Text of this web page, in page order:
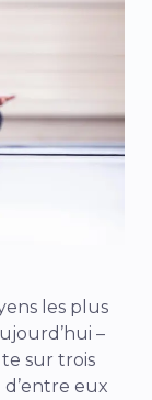
les plus
–
sur trois
eux